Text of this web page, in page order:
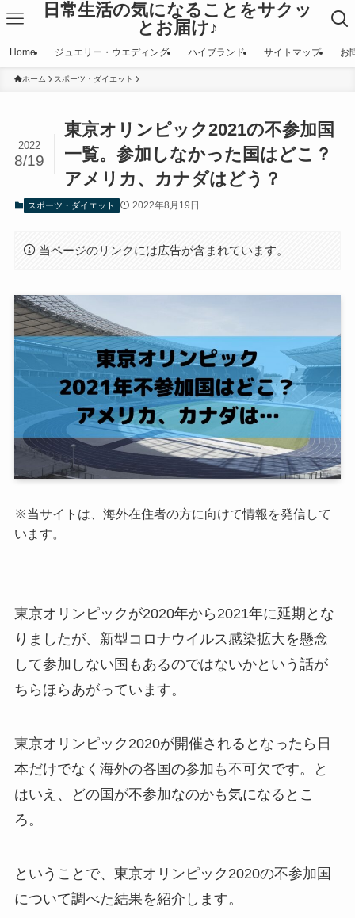
日常生活の気になることをサクッ
とお届け♪
Home ジュエリー・ウエディング ハイブランド サイトマップ お
ホーム スポーツ・ダイエット
東京オリンピック2021の不参加国
一覧。参加しなかった国はどこ？
アメリカ、カナダはどう？
2022
8/19
スポーツ・ダイエット 2022年8月19日
当ページのリンクには広告が含まれています。
※当サイトは、海外在住者の方に向けて情報を発信して
います。
東京オリンピックが2020年から2021年に延期とな
りましたが、新型コロナウイルス感染拡大を懸念
して参加しない国もあるのではないかという話が
ちらほらあがっています。
東京オリンピック2020が開催されるとなったら日
本だけでなく海外の各国の参加も不可欠です。と
はいえ、どの国が不参加なのかも気になるとこ
ろ。
ということで、東京オリンピック2020の不参加国
について調べた結果を紹介します。